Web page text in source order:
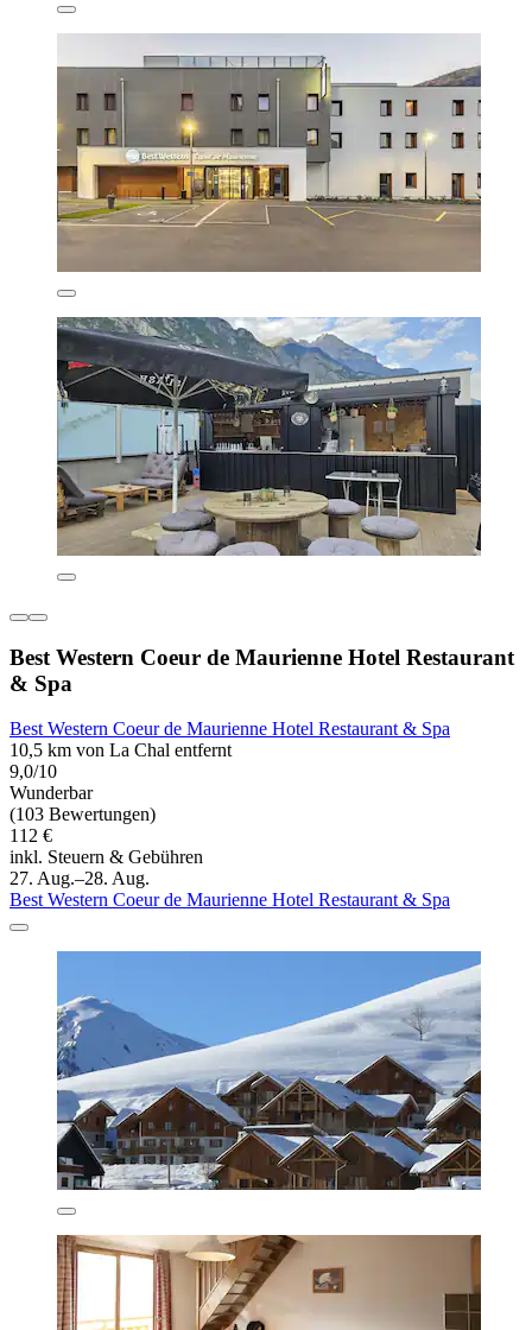
Best Western Coeur de Maurienne Hotel Restaurant
& Spa
Best Western Coeur de Maurienne Hotel Restaurant & Spa
10,5 km von La Chal entfernt
9,0/10
Wunderbar
(103 Bewertungen)
112 €
inkl. Steuern & Gebühren
27. Aug.–28. Aug.
Best Western Coeur de Maurienne Hotel Restaurant & Spa